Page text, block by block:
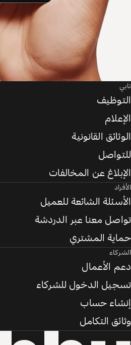
تابي
التوظيف
الإعلام
الوثائق القانونية
للتواصل
الإبلاغ عن المخالفات
الأفراد
الأسئلة الشائعة للعميل
تواصل معنا عبر الدردشة
حماية المشتري
الشركاء
دعم الأعمال
تسجيل الدخول للشركاء
إنشاء حساب
وثائق التكامل